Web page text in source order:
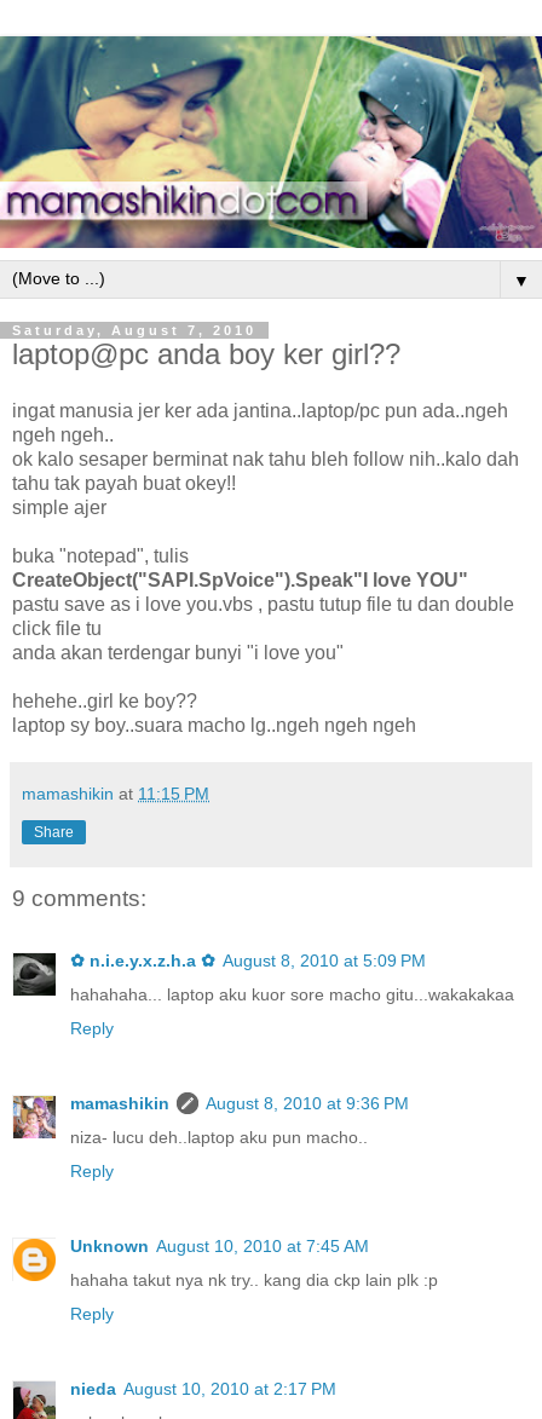
▼
Saturday, August 7, 2010
laptop@pc anda boy ker girl??
ingat manusia jer ker ada jantina..laptop/pc pun ada..ngeh
ngeh ngeh..
ok kalo sesaper berminat nak tahu bleh follow nih..kalo dah
tahu tak payah buat okey!!
simple ajer
buka "notepad", tulis
CreateObject("SAPI.SpVoice").Speak"I love YOU"
pastu save as i love you.vbs , pastu tutup file tu dan double
click file tu
anda akan terdengar bunyi "i love you"
hehehe..girl ke boy??
laptop sy boy..suara macho lg..ngeh ngeh ngeh
mamashikin at 11:15 PM
Share
9 comments:
✿ n.i.e.y.x.z.h.a ✿ August 8, 2010 at 5:09 PM
hahahaha... laptop aku kuor sore macho gitu...wakakakaa
Reply
mamashikin
August 8, 2010 at 9:36 PM
niza- lucu deh..laptop aku pun macho..
Reply
Unknown August 10, 2010 at 7:45 AM
hahaha takut nya nk try.. kang dia ckp lain plk :p
Reply
nieda August 10, 2010 at 2:17 PM